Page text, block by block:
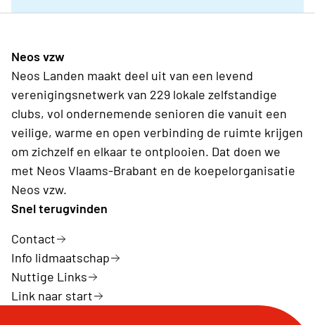
Neos vzw
Neos Landen maakt deel uit van een levend
verenigingsnetwerk van 229 lokale zelfstandige
clubs, vol ondernemende senioren die vanuit een
veilige, warme en open verbinding de ruimte krijgen
om zichzelf en elkaar te ontplooien. Dat doen we
met Neos Vlaams-Brabant en de koepelorganisatie
Neos vzw.
Snel terugvinden
Contact
Info lidmaatschap
Nuttige Links
Link naar start